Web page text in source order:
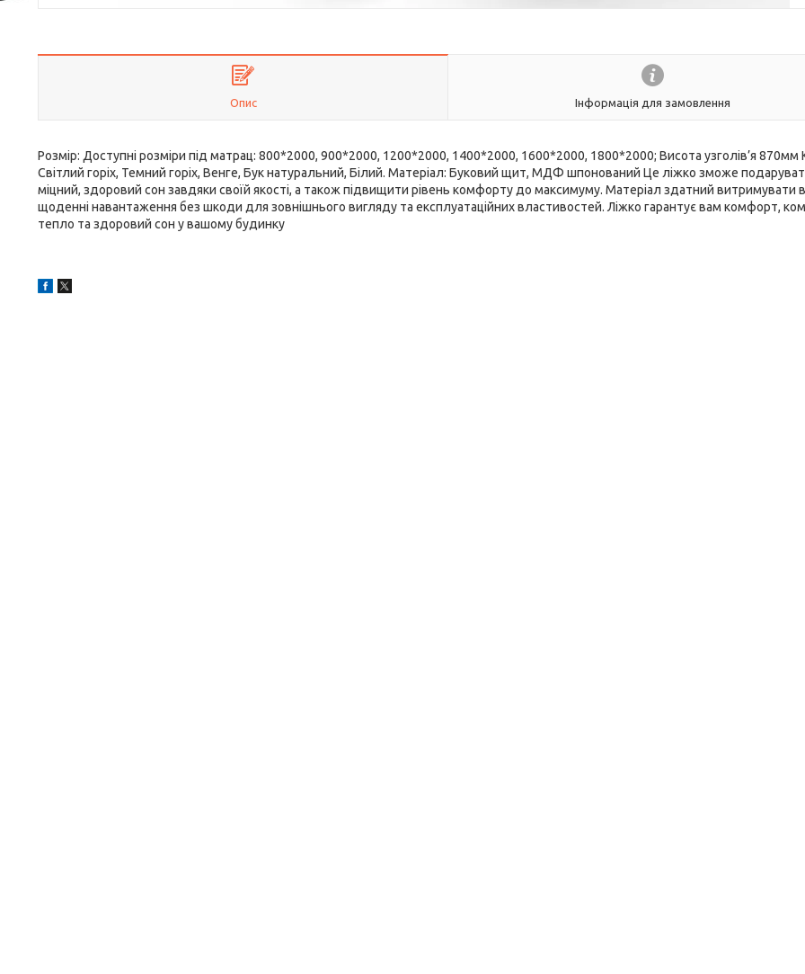
Опис Інформація для замовлення
Розмір: Доступні розміри під матрац: 800*2000, 900*2000, 1200*2000, 1400*2000, 1600*2000, 1800*2000; Висота узголів’я 870мм
Світлий горіх, Темний горіх, Венге, Бук натуральний, Білий. Матеріал: Буковий щит, МДФ шпонований Це ліжко зможе
міцний, здоровий сон завдяки своїй якості, а також підвищити рівень комфорту до максимуму. Матеріал здатний витримувати
щоденні навантаження без шкоди для зовнішнього вигляду та експлуатаційних властивостей. Ліжко гарантує вам комфорт,
тепло та здоровий сон у вашому будинку